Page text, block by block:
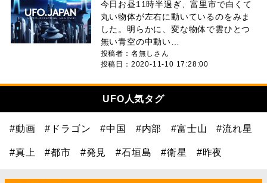
今日お昼11時半過ぎ、富里市で白くて
丸い物体が左右に動いているのをみま
した。明らかに、変な物体で雲ひとつ
無い青空の中動い…
投稿者：名無しさん
投稿日：2020-11-10 17:28:00
UFO人気タグ
#動画 #ドラゴン #中国 #内部 #富士山 #流れ星
#真上 #都市 #発見 #石垣島 #衛星 #昨夜